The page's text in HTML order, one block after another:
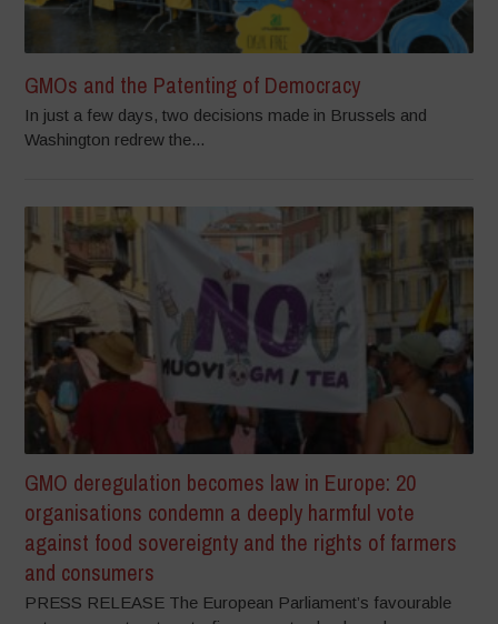
GMOs and the Patenting of Democracy
In just a few days, two decisions made in Brussels and
Washington redrew the...
GMO deregulation becomes law in Europe: 20
organisations condemn a deeply harmful vote
against food sovereignty and the rights of farmers
and consumers
PRESS RELEASE The European Parliament’s favourable